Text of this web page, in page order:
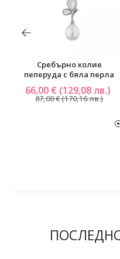
Сребърно колие
пеперуда с бяла перла
66,00 € (129,08 лв.)
87,00 € (170,16 лв.)